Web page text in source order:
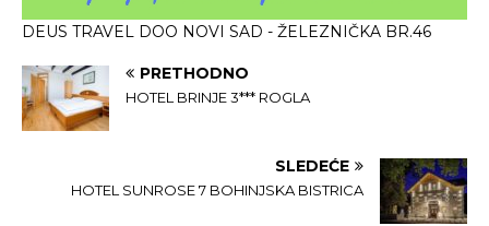
DEUS TRAVEL DOO NOVI SAD - ŽELEZNIČKA BR.46
PRETHODNO
HOTEL BRINJE 3*** ROGLA
SLEDEĆE
HOTEL SUNROSE 7 BOHINJSKA BISTRICA